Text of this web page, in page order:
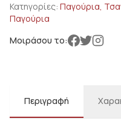
Κατηγορίες: Παγούρια,
Παγούρια
Μοιράσου το:
Περιγραφή